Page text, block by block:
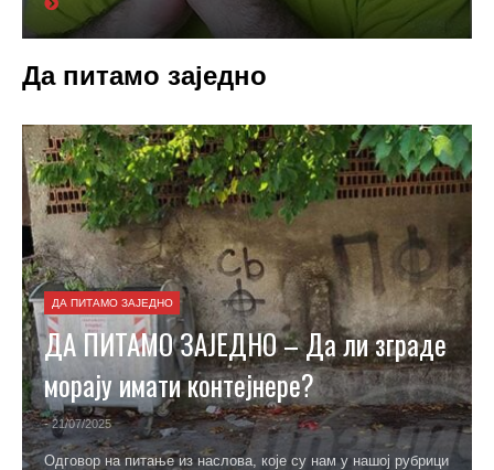
Да питамо заједно
ДА ПИТАМО ЗАЈЕДНО
ДА ПИТАМО ЗАЈЕДНО – Да ли зграде
морају имати контејнере?
- 21/07/2025
Одговор на питање из наслова, које су нам у нашој рубрици